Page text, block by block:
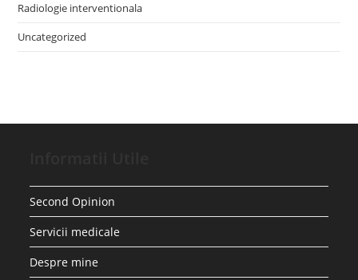
Radiologie interventionala
Uncategorized
Second Opinion
Servicii medicale
Despre mine